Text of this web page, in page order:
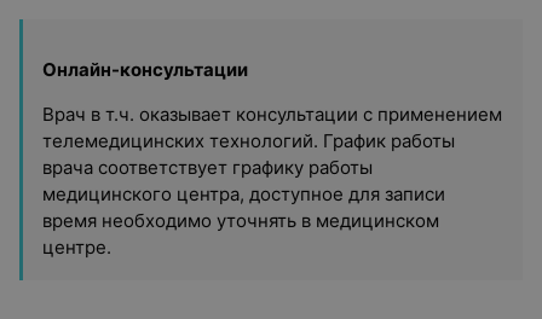
Онлайн-консультации
Врач в т.ч. оказывает консультации с применением
телемедицинских технологий. График работы
врача соответствует графику работы
медицинского центра, доступное для записи
время необходимо уточнять в медицинском
центре.